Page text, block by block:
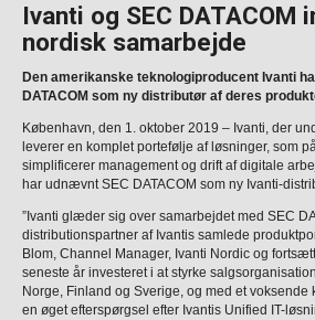
Ivanti og SEC DATACOM
nordisk samarbejde
Den amerikanske teknologiproducent Ivanti
DATACOM som ny distributør af deres
København, den 1. oktober 2019 – Ivanti, der
leverer en komplet portefølje af løsninger, som
simplificerer management og drift af digitale
har udnævnt SEC DATACOM som ny Ivanti-
”Ivanti glæder sig over samarbejdet med SEC
distributionspartner af Ivantis samlede
Blom, Channel Manager, Ivanti Nordic og
seneste år investeret i at styrke
Norge, Finland og Sverige, og med et
en øget efterspørgsel efter Ivantis Unified IT-